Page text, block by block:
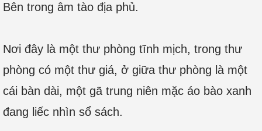
Bên trong âm tào địa phủ.
Nơi đây là một thư phòng tĩnh mịch, trong thư
phòng có một thư giá, ở giữa thư phòng là một
cái bàn dài, một gã trung niên mặc áo bào xanh
đang liếc nhìn sổ sách.